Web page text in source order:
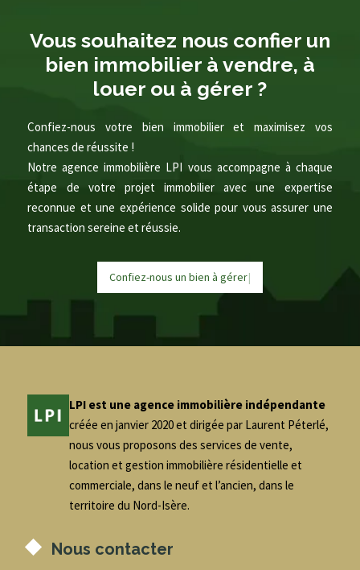
Vous souhaitez nous confier un
bien immobilier à vendre, à
louer ou à gérer ?
Confiez-nous votre bien immobilier et maximisez vos
chances de réussite !
Notre agence immobilière LPI vous accompagne à chaque
étape de votre projet immobilier avec une expertise
reconnue et une expérience solide pour vous assurer une
transaction sereine et réussie.
Confiez-nous un bien à gérer|
LPI est une agence immobilière indépendante
créée en janvier 2020 et dirigée par Laurent Péterlé,
nous vous proposons des services de vente,
location et gestion immobilière résidentielle et
commerciale, dans le neuf et l’ancien, dans le
territoire du Nord-Isère.
Nous contacter